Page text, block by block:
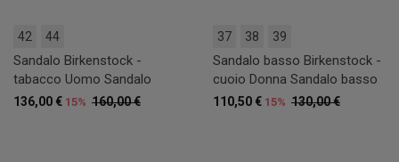
42 44
Sandalo Birkenstock -
tabacco Uomo Sandalo
160,00 €
136,00 € 15%
37 38 39
Sandalo basso Birkenstock -
cuoio Donna Sandalo basso
130,00 €
110,50 € 15%